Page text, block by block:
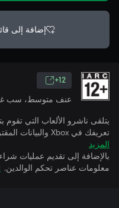
إضافة إلى
12+
عنف متوسط، سب
يتلقى ناشرو الألعاب التي
تعريفك في Xbox والبيانات المقترنة بينما تمارس الألعاب.
المزيد
بالإضافة إلى تقديم عمليات
معلومات عناصر تحكم الوالدين.